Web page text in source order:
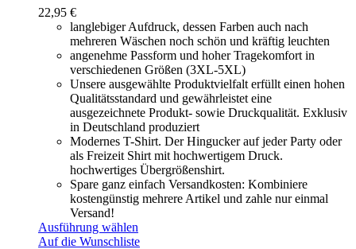
22,95 €
langlebiger Aufdruck, dessen Farben auch nach
mehreren Wäschen noch schön und kräftig leuchten
angenehme Passform und hoher Tragekomfort in
verschiedenen Größen (3XL-5XL)
Unsere ausgewählte Produktvielfalt erfüllt einen hohen
Qualitätsstandard und gewährleistet eine
ausgezeichnete Produkt- sowie Druckqualität. Exklusiv
in Deutschland produziert
Modernes T-Shirt. Der Hingucker auf jeder Party oder
als Freizeit Shirt mit hochwertigem Druck.
hochwertiges Übergrößenshirt.
Spare ganz einfach Versandkosten: Kombiniere
kostengünstig mehrere Artikel und zahle nur einmal
Versand!
Ausführung wählen
Auf die Wunschliste